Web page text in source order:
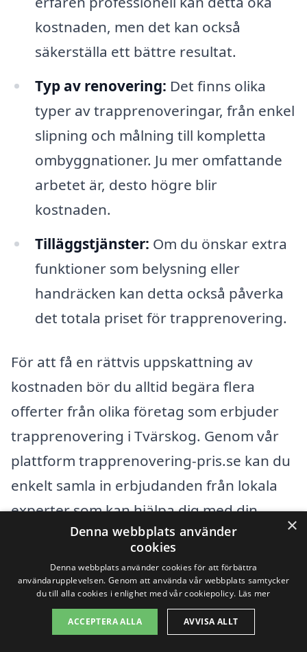
kostnaden, men det kan också
säkerställa ett bättre resultat.
Typ av renovering: Det finns olika
typer av trapprenoveringar, från enkel
slipning och målning till kompletta
ombyggnationer. Ju mer omfattande
arbetet är, desto högre blir
kostnaden.
Tilläggstjänster: Om du önskar extra
funktioner som belysning eller
handräcken kan detta också påverka
det totala priset för trapprenovering.
För att få en rättvis uppskattning av
kostnaden bör du alltid begära flera
offerter från olika företag som erbjuder
trapprenovering i Tvärskog. Genom vår
plattform trapprenovering-pris.se kan du
enkelt samla in erbjudanden från lokala
experter som kan hjälpa dig med din
renovering. Det är också rekommenderat
att kolla referenser och utbildningar för
de hantverkare du överväger att anlita.
På så sätt kan du vara säker på att du får
en tjänst av hög kvalitet som motsvarar
×
Denna webbplats använder
cookies
Denna webbplats använder cookies för att förbättra
användarupplevelsen. Genom att använda vår webbplats samtycker
du till alla cookies i enlighet med vår cookiepolicy. Läs mer
ACCEPTERA ALLA AVVISA ALLT